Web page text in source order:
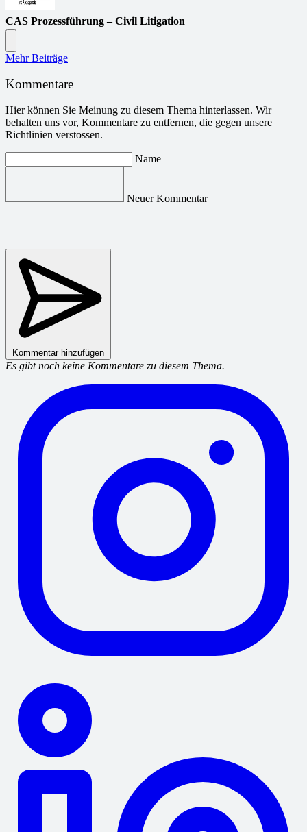
CAS Prozessführung – Civil Litigation
Mehr Beiträge
Kommentare
Hier können Sie Meinung zu diesem Thema hinterlassen. Wir
behalten uns vor, Kommentare zu entfernen, die gegen unsere
Richtlinien verstossen.
Name
Neuer Kommentar
Kommentar hinzufügen
Es gibt noch keine Kommentare zu diesem Thema.